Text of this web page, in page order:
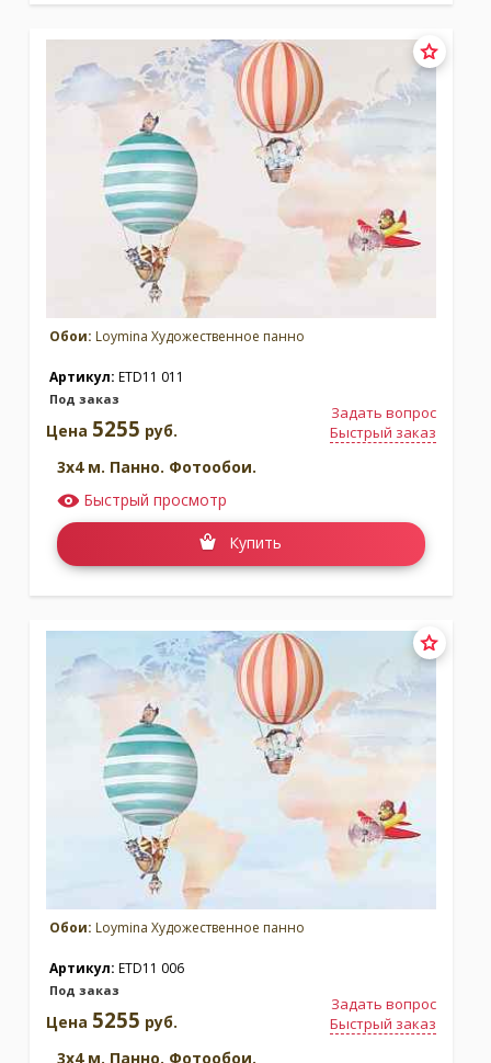
Обои: Loymina Художественное панно
Артикул: ETD11 011
Под заказ
Задать вопрос
Быстрый заказ
Цена 5255 руб.
3x4 м. Панно. Фотообои.
Быстрый просмотр
Купить
Обои: Loymina Художественное панно
Артикул: ETD11 006
Под заказ
Задать вопрос
Быстрый заказ
Цена 5255 руб.
3x4 м. Панно. Фотообои.